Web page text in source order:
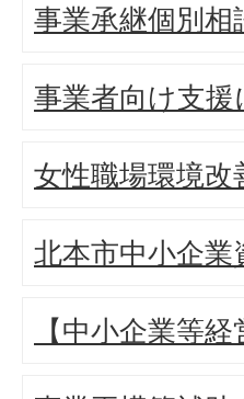
事業承継個別相
事業者向け支
女性職場環境改
北本市中小企業
【中小企業等